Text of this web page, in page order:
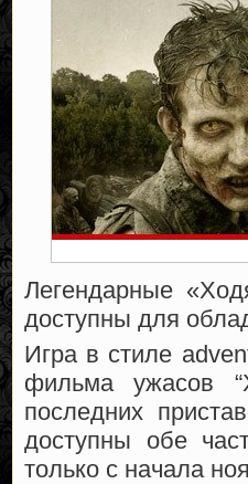
Легендарные
доступны для
Игра в стиле
фильма ужасов
последних
доступны обе
только с начала